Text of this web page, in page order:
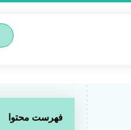
فهرست محتوا